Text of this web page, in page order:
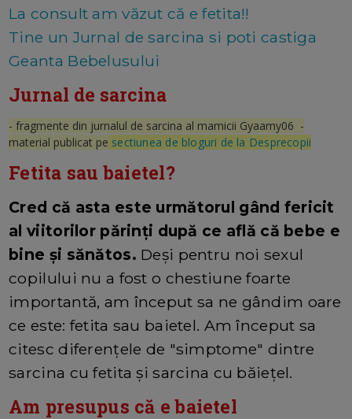
La consult am văzut că e fetita!!
Tine un Jurnal de sarcina si poti castiga
Geanta Bebelusului
Jurnal de sarcina
- fragmente din jurnalul de sarcina al mamicii Gyaamy06 -
material publicat pe sectiunea de bloguri de la Desprecopii
Fetita sau baietel?
Cred că asta este următorul gând fericit
al viitorilor părinți după ce află că bebe e
bine și sănătos. Deși pentru noi sexul
copilului nu a fost o chestiune foarte
importantă, am început sa ne gândim oare
ce este: fetita sau baietel. Am început sa
citesc diferențele de "simptome" dintre
sarcina cu fetita și sarcina cu băiețel.
Am presupus că e baietel